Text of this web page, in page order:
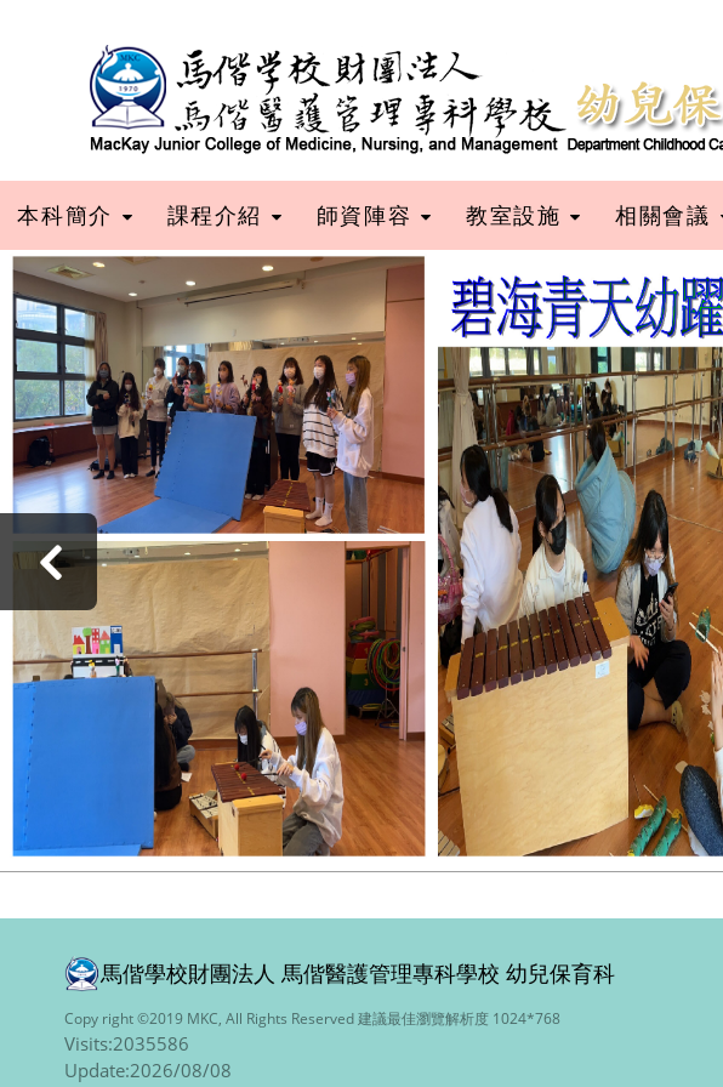
本科簡介 課程介紹 師資陣容 教室設施 相關會議
‹
馬偕學校財團法人 馬偕醫護管理專科學校幼兒保育科
Copy right ©2019 MKC, All Rights Reserved 建議最佳瀏覽解析度 1024*768
Visits:2035586
Update:2026/08/08